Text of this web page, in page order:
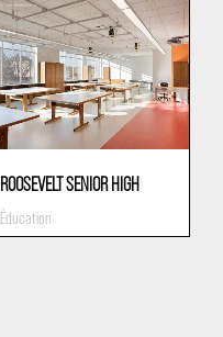
ROOSEVELT SENIOR HIGH
Éducation